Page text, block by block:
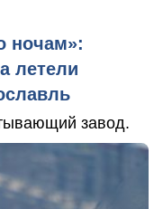
ночам»:
летели
завод.